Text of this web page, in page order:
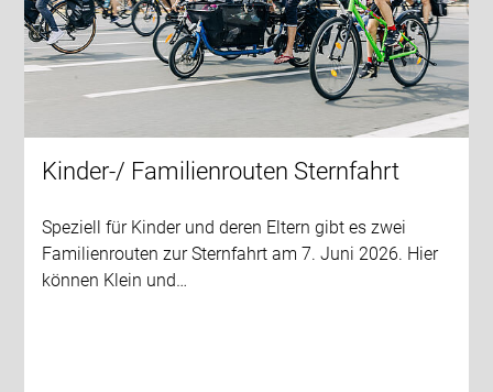
Kinder-/ Familienrouten Sternfahrt
Speziell für Kinder und deren Eltern gibt es zwei
Familienrouten zur Sternfahrt am 7. Juni 2026. Hier
können Klein und…